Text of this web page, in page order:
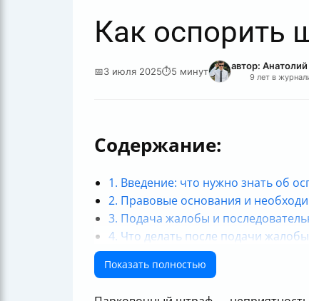
Как оспорить
📅3 июля 2025⏱5 минут автор:
9 лет в
Содержание:
1. Введение: что нужно знать об
2. Правовые основания и
3. Подача жалобы и
4. Что делать после подачи
5. Практические советы и
Итог
Показать полностью